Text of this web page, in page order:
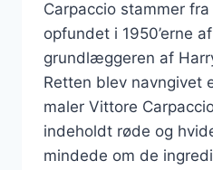
Carpaccio stammer
opfundet i 1950’erne
grundlæggeren af
Retten blev navngivet
maler Vittore
indeholdt røde og
mindede om de